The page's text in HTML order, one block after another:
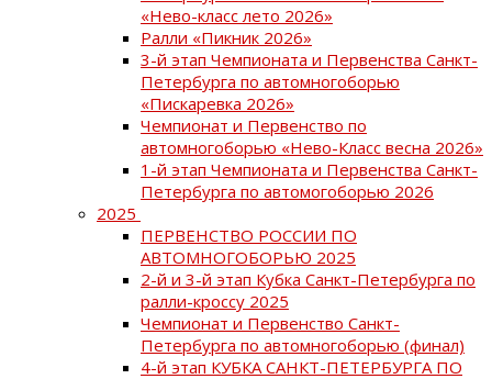
«Нево-класс лето 2026»
Ралли «Пикник 2026»
3-й этап Чемпионата и Первенства Санкт-
Петербурга по автомногоборью
«Пискаревка 2026»
Чемпионат и Первенство по
автомногоборью «Нево-Класс весна 2026»
1-й этап Чемпионата и Первенства Санкт-
Петербурга по автомогоборью 2026
2025
ПЕРВЕНСТВО РОССИИ ПО
АВТОМНОГОБОРЬЮ 2025
2-й и 3-й этап Кубка Санкт-Петербурга по
ралли-кроссу 2025
Чемпионат и Первенство Санкт-
Петербурга по автомногоборью (финал)
4-й этап КУБКА САНКТ-ПЕТЕРБУРГА ПО